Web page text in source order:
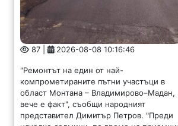
87 | 2026-08-08 10:16:46
"Ремонтът на един от най-
компрометираните пътни участъци в
област Монтана – Владимирово–Мадан,
вече е факт", съобщи народният
представител Димитър Петров. "Преди
няколко седмици, по време на